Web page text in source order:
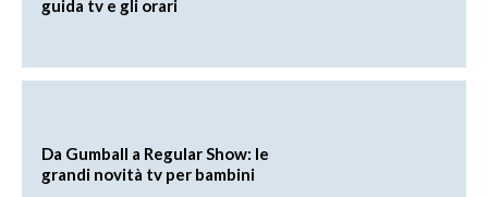
guida tv e gli orari
Da Gumball a Regular Show: le
grandi novità tv per bambini